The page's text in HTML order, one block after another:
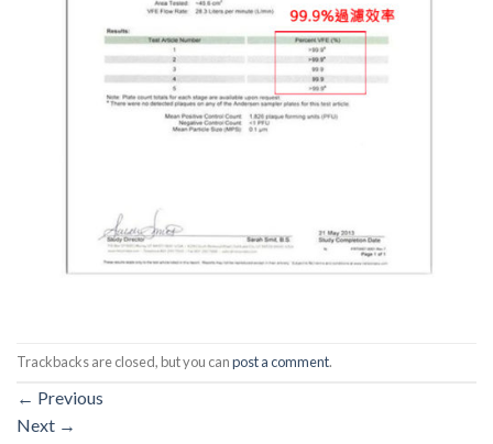
Trackbacks are closed, but you canpost a comment.
← Previous
Next →